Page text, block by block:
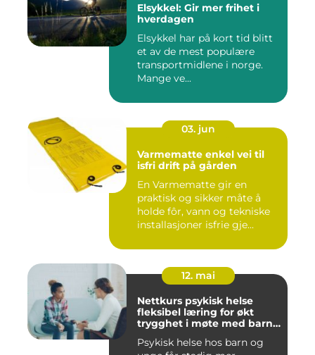
Elsykkel: Gir mer frihet i
hverdagen
Elsykkel har på kort tid blitt
et av de mest populære
transportmidlene i norge.
Mange ve...
03. jun
Varmematte enkel vei til
isfri drift på gården
En Varmematte gir en
praktisk og sikker måte å
holde fôr, vann og tekniske
installasjoner isfrie gje...
12. mai
Nettkurs psykisk helse
fleksibel læring for økt
trygghet i møte med barn
Psykisk helse hos barn og